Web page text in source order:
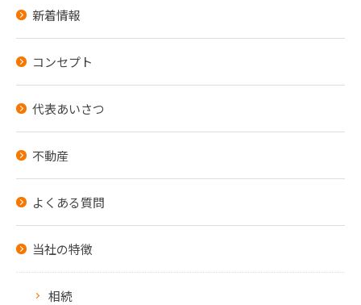
新着情報
コンセプト
代表あいさつ
不動産
よくある質問
当社の特徴
相続